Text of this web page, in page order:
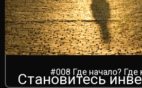
#006 Свет
#008 Где начало? Где
Становитесь